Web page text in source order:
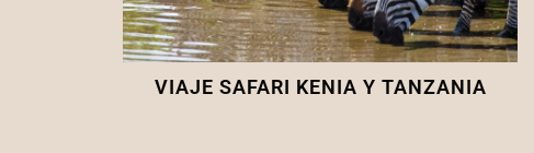
VIAJE SAFARI KENIA Y TANZANIA